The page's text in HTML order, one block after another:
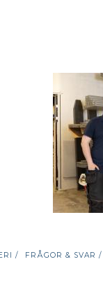
/ FRÅGOR & SVAR /